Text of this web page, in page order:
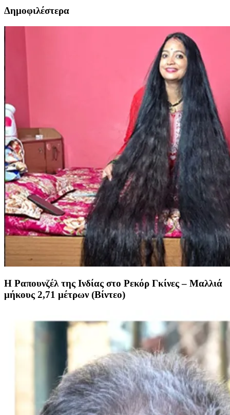
Δημοφιλέστερα
Η Ραπουνζέλ της Ινδίας στο Ρεκόρ Γκίνες – Μαλλιά
μήκους 2,71 μέτρων (Βίντεο)